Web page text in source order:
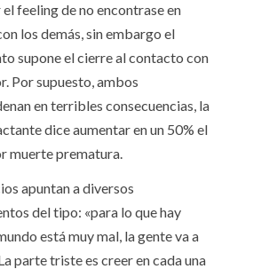
feeling de no encontrase en
los demás, sin embargo el
supone el cierre al contacto con
Por supuesto, ambos
en terribles consecuencias, la
dice aumentar en un 50% el
muerte prematura.
apuntan a diversos
del tipo: «para lo que hay
está muy mal, la gente va a
parte triste es creer en cada una